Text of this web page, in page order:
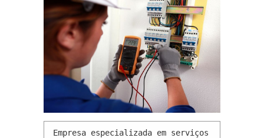
Empresa especializada em serviços